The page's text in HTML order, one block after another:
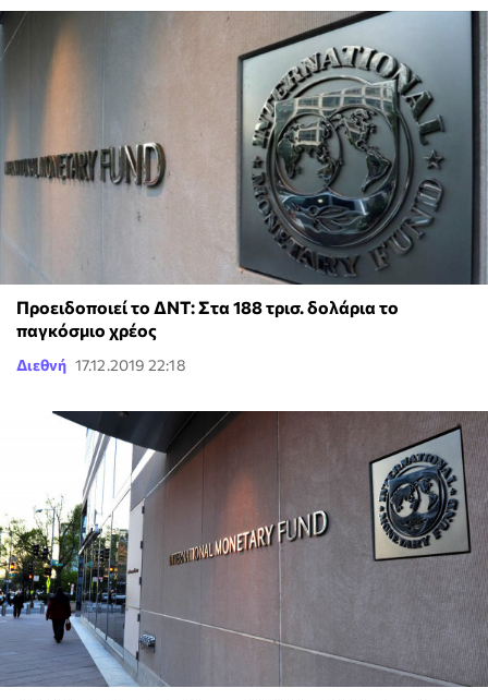
Προειδοποιεί το ΔΝΤ: Στα 188 τρισ. δολάρια το
παγκόσμιο χρέος
Διεθνή 17.12.2019 22:18